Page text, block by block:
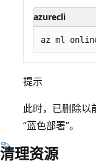
azurecli
提示
此时，已删除以
“蓝色部署”。
清理资源